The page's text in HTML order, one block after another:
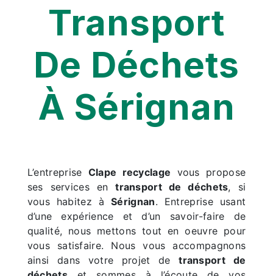
Transport
De Déchets
À Sérignan
L’entreprise Clape recyclage vous propose
ses services entransport de déchets, si
vous habitez à Sérignan. Entreprise usant
d’une expérience et d’un savoir-faire de
qualité, nous mettons tout en oeuvre pour
vous satisfaire. Nous vous accompagnons
ainsi dans votre projet detransport de